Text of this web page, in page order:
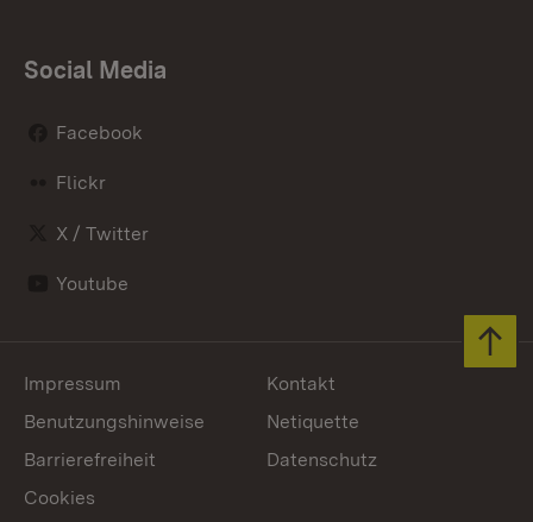
Social Media
Facebook
Flickr
X / Twitter
Youtube
Impressum
Kontakt
Benutzungshinweise
Netiquette
Barrierefreiheit
Datenschutz
Cookies